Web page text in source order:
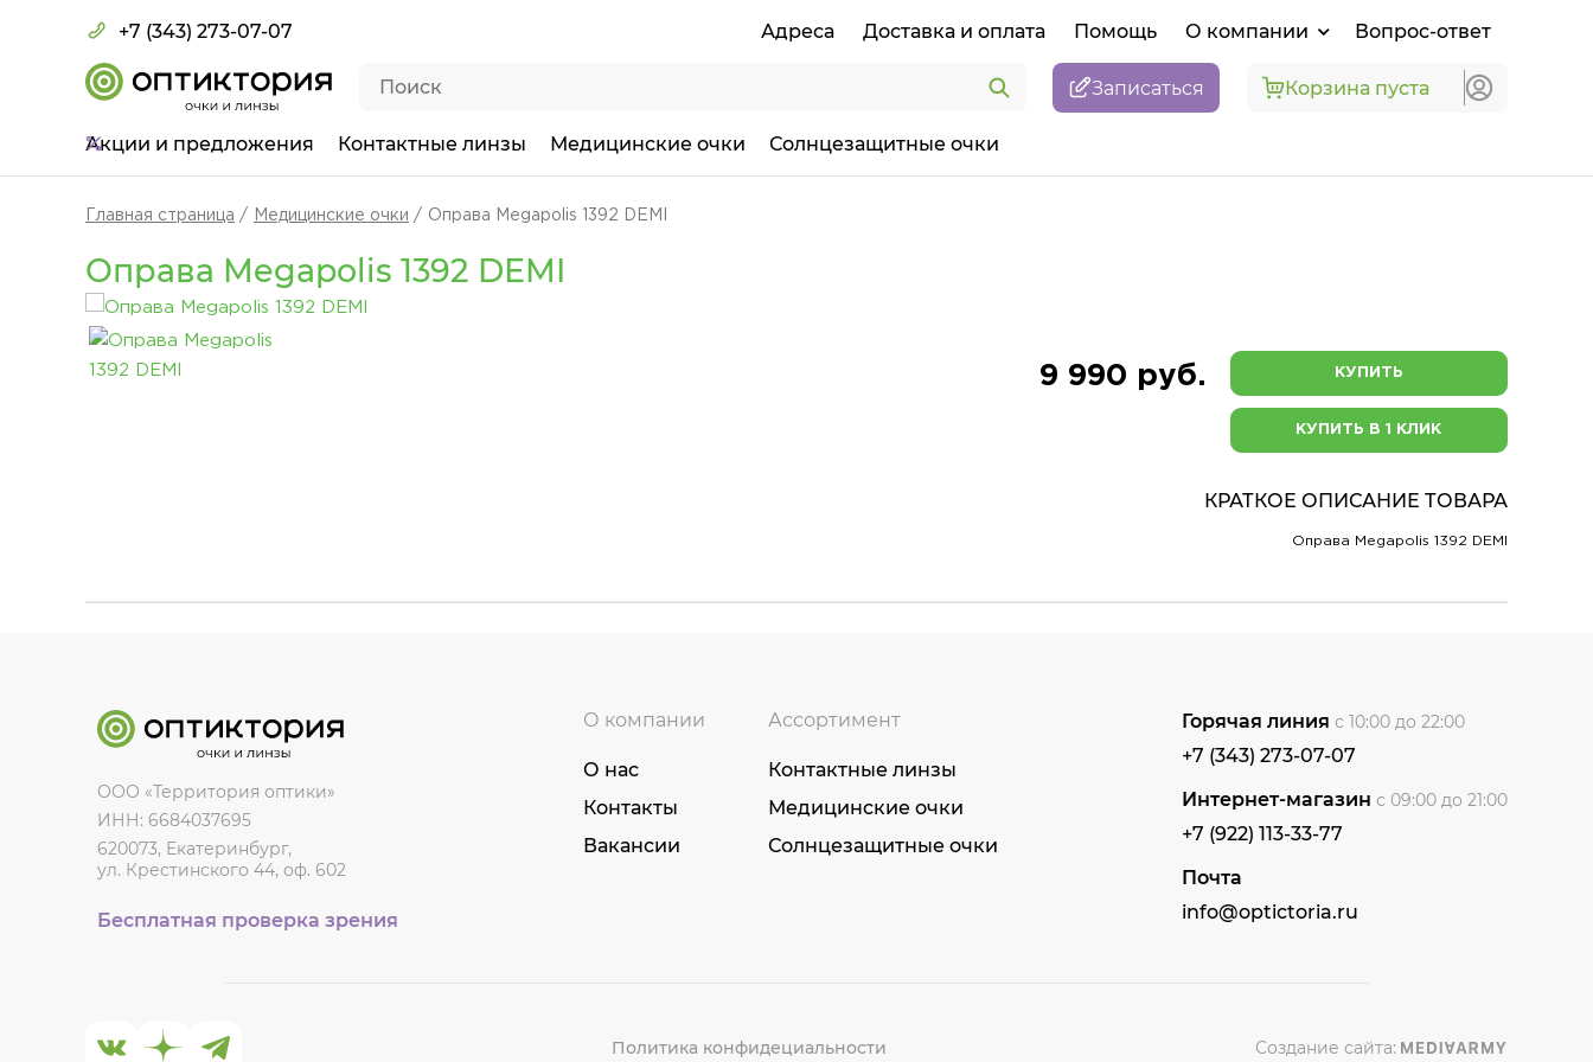
+7 (343) 273-07-07 Адреса Доставка и оплата Помощь О компании Вопрос-ответ
Записаться Корзина пуста
Акции и предложения Контактные линзы Медицинские очки Солнцезащитные очки
Главная страница Медицинские очки Оправа Megapolis 1392 DEMI
Оправа Megapolis 1392 DEMI
9 990 руб. КУПИТЬ
КУПИТЬ В 1 КЛИК
КРАТКОЕ ОПИСАНИЕ ТОВАРА
Оправа Megapolis 1392 DEMI
ООО «Территория оптики»
ИНН: 6684037695
620073, Екатеринбург,
ул. Крестинского 44, оф. 602
Бесплатная проверка зрения
О компании
О нас
Контакты
Вакансии
Ассортимент
Контактные линзы
Медицинские очки
Солнцезащитные очки
Горячая линия с 10:00 до 22:00
+7 (343) 273-07-07
Интернет-магазин с 09:00 до 21:00
+7 (922) 113-33-77
Почта
info@optictoria.ru
Политика конфидециальности Создание сайта: